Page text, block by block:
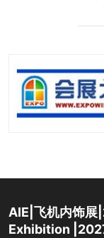
AIE|飞机内饰
Exhibition